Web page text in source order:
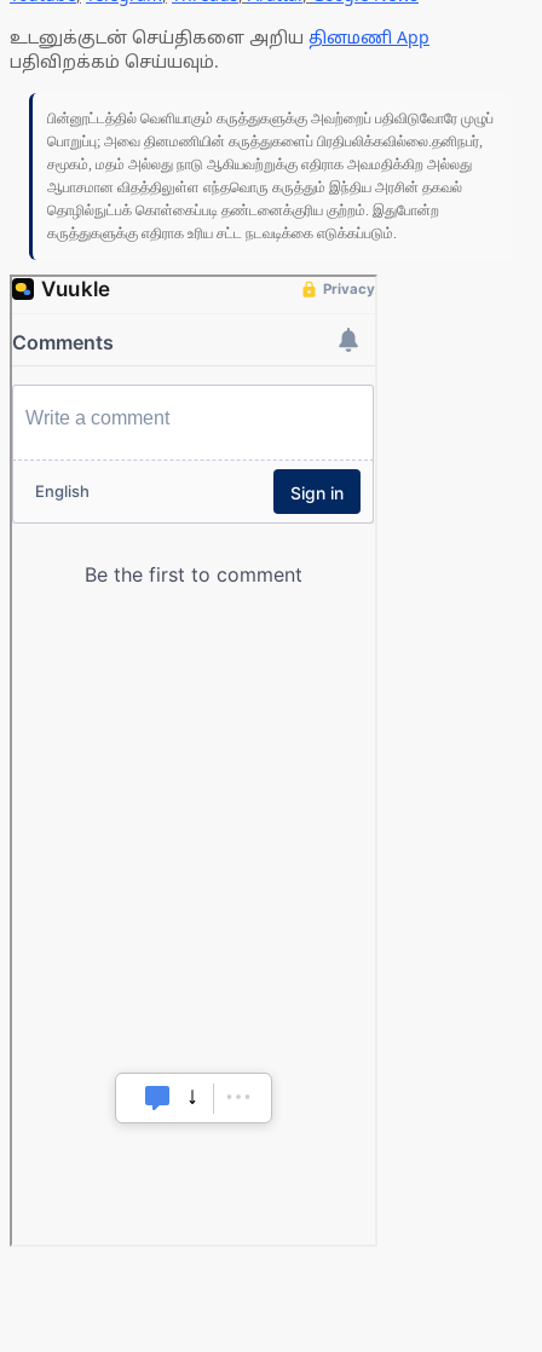
உடனுக்குடன் செய்திகளை அறிய தினமணி App
பதிவிறக்கம் செய்யவும்.
பின்னூட்டத்தில் வெளியாகும் கருத்துகளுக்கு அவற்றைப் பதிவிடுவோரே முழுப்
பொறுப்பு; அவை தினமணியின் கருத்துகளைப் பிரதிபலிக்கவில்லை.தனிநபர்,
சமூகம், மதம் அல்லது நாடு ஆகியவற்றுக்கு எதிராக அவமதிக்கிற அல்லது
ஆபாசமான விதத்திலுள்ள எந்தவொரு கருத்தும் இந்திய அரசின் தகவல்
தொழில்நுட்பக் கொள்கைப்படி தண்டனைக்குரிய குற்றம். இதுபோன்ற
கருத்துகளுக்கு எதிராக உரிய சட்ட நடவடிக்கை எடுக்கப்படும்.